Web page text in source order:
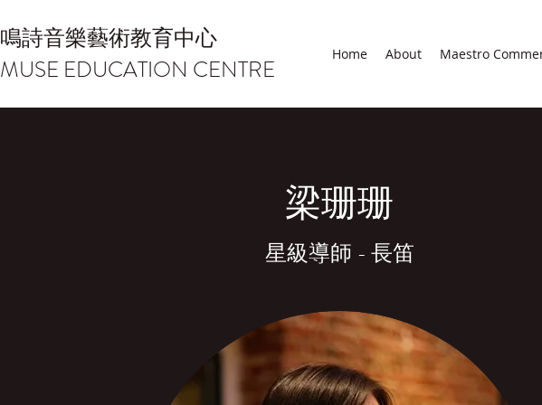
鳴詩音樂藝術教育中心
MUSE EDUCATION CENTRE
Home About Maestro
梁珊珊
星級導師 - 長笛